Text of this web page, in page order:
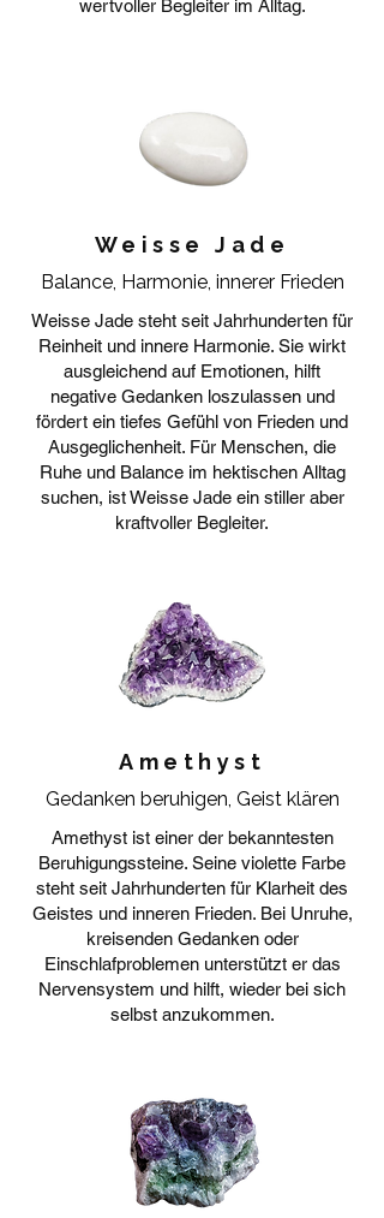
wertvoller Begleiter im Alltag.
Weisse Jade
Balance, Harmonie, innerer Frieden
Weisse Jade steht seit Jahrhunderten für
Reinheit und innere Harmonie. Sie wirkt
ausgleichend auf Emotionen, hilft
negative Gedanken loszulassen und
fördert ein tiefes Gefühl von Frieden und
Ausgeglichenheit. Für Menschen, die
Ruhe und Balance im hektischen Alltag
suchen, ist Weisse Jade ein stiller aber
kraftvoller Begleiter.
Amethyst
Gedanken beruhigen, Geist klären
Amethyst ist einer der bekanntesten
Beruhigungssteine. Seine violette Farbe
steht seit Jahrhunderten für Klarheit des
Geistes und inneren Frieden. Bei Unruhe,
kreisenden Gedanken oder
Einschlafproblemen unterstützt er das
Nervensystem und hilft, wieder bei sich
selbst anzukommen.